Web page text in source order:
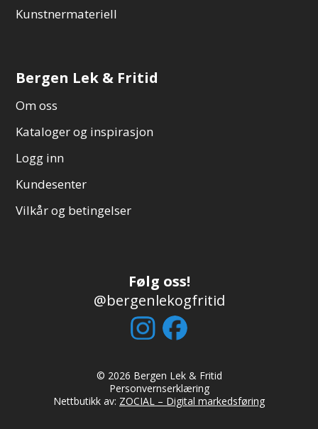
Kunstnermateriell
Bergen Lek & Fritid
Om oss
Kataloger og inspirasjon
Logg inn
Kundesenter
Vilkår og betingelser
Følg oss!
@bergenlekogfritid
© 2026 Bergen Lek & Fritid
Personvernserklæring
Nettbutikk av: ZOCIAL – Digital markedsføring